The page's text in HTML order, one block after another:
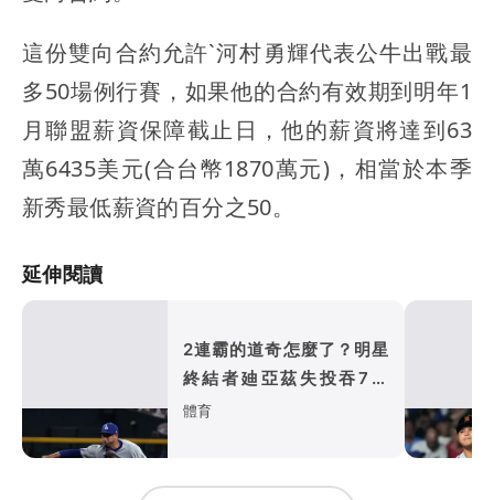
這份雙向合約允許`河村勇輝代表公牛出戰最
多50場例行賽，如果他的合約有效期到明年1
月聯盟薪資保障截止日，他的薪資將達到63
萬6435美元(合台幣1870萬元)，相當於本季
新秀最低薪資的百分之50。
延伸閱讀
2連霸的道奇怎麼了？明星
終結者廸亞茲失投吞7連
敗 總教練無奈
體育